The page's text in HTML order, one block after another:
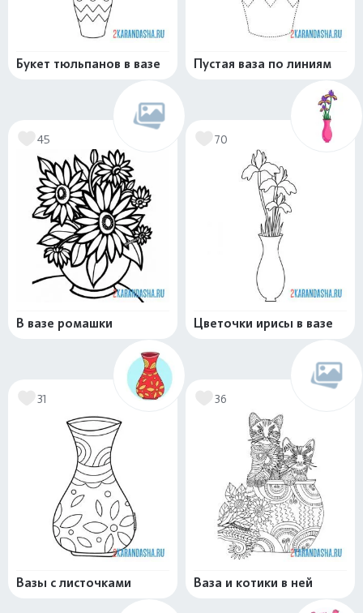
Букет тюльпанов в вазе Пустая ваза по линиям
45
В вазе ромашки
70
Цветочки ирисы в вазе
31
Вазы с листочками
36
Ваза и котики в ней